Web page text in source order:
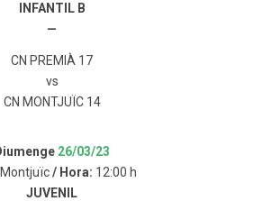
INFANTIL B
—
CN PREMIÀ 17
vs
CN MONTJUÏC 14
26/03/23
Montjuïc/ Hora: 12:00 h
JUVENIL